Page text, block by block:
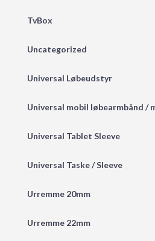
TvBox
Uncategorized
Universal Løbeudstyr
Universal mobil løbearmbånd /
Universal Tablet Sleeve
Universal Taske / Sleeve
Urremme 20mm
Urremme 22mm